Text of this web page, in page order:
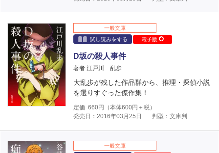
一般文庫
試し読みをする
電子版
D坂の殺人事件
著者 江戸川 乱歩
大乱歩が残した作品群から、推理・探偵小説
を選りすぐった傑作集！
定価 660円（本体600円＋税）
発売日：2016年03月25日
判型：文庫判
一般文庫